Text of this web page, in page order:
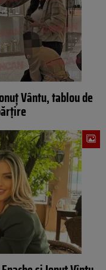
Vântu, tablou de